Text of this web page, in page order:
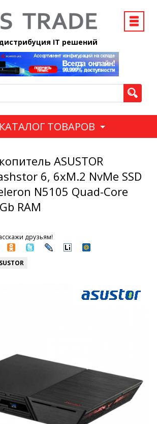
IT решений
КАТАЛОГ ТОВАРОВ
ASUSTOR
6, 6xM.2 NvMe SSD
N5105 Quad-Core
RAM
друзьям!